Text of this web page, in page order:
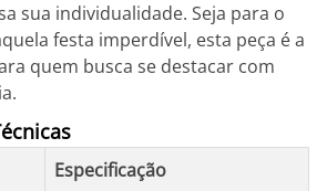
sua individualidade. Seja para o
festa imperdível, esta peça é a
quem busca se destacar com
Especificação